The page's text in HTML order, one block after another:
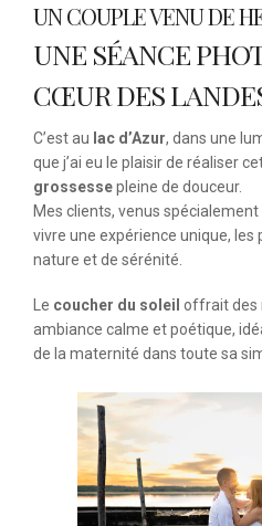
UN COUPLE VENU DE
UNE SÉANCE
CŒUR DES
C’est au lac d’Azur, dans une
que j’ai eu le plaisir de réaliser
grossessepleine de douceur.
Mes clients, venus spécialement
vivre une expérience unique, les
nature et de sérénité.
Le coucher du soleil offrait des
ambiance calme et poétique,
de la maternité dans toute sa